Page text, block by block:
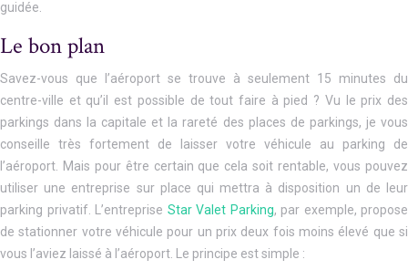
guidée.
Le bon plan
Savez-vous que l’aéroport se trouve à seulement 15 minutes du
centre-ville et qu’il est possible de tout faire à pied ? Vu le prix des
parkings dans la capitale et la rareté des places de parkings, je vous
conseille très fortement de laisser votre véhicule au parking de
l’aéroport. Mais pour être certain que cela soit rentable, vous pouvez
utiliser une entreprise sur place qui mettra à disposition un de leur
parking privatif. L’entreprise Star Valet Parking, par exemple, propose
de stationner votre véhicule pour un prix deux fois moins élevé que si
vous l’aviez laissé à l’aéroport. Le principe est simple :